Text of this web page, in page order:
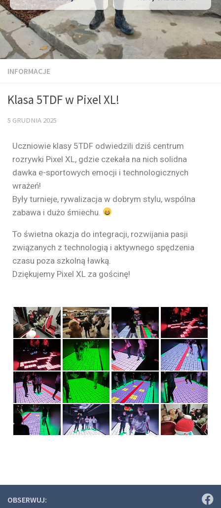
INFORMACJE
Klasa 5TDF w Pixel XL!
5 GRUDNIA 2025
Uczniowie klasy 5TDF odwiedzili dziś centrum
rozrywki Pixel XL, gdzie czekała na nich solidna
dawka e-sportowych emocji i technologicznych
wrażeń!
Były turnieje, rywalizacja w dobrym stylu, wspólna
zabawa i dużo śmiechu.
To świetna okazja do integracji, rozwijania pasji
związanych z technologią i aktywnego spędzenia
czasu poza szkolną ławką.
Dziękujemy Pixel XL za gościnę!
OBSERWUJ: